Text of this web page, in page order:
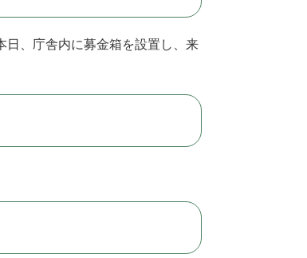
、庁舎内に募金箱を設置し、来